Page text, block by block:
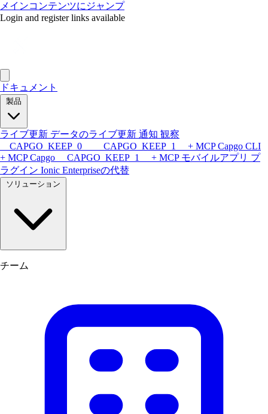
メインコンテンツにジャンプ
Login and register links available
ドキュメント
製品
ライブ更新 データのライブ更新 通知 観察
__CAPGO_KEEP_0__ __CAPGO_KEEP_1__ + MCPCapgo CLI
+ MCPCapgo __CAPGO_KEEP_1__ + MCP モバイルアプリ プ
ラグイン Ionic Enterpriseの代替
ソリューション
チーム